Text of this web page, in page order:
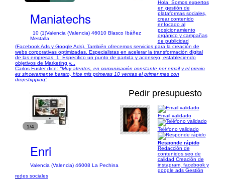
Maniatechs
10 (1)Valencia (Valencia) 46010 Blasco Ibáñez
Mestalla
Hola. Somos expertos
en gestión de
plataformas sociales,
crear contenido
enfocado al
posicionamiento
orgánico y campañas
de publicidad
(Facebook Ads y Google Ads). También ofrecemos servicios para la creación de
webs corporativas optimizadas. Especialistas en acelerar la transformación digital
de las empresas. 1. Especifico un punto de partida y aconsejo, estableciendo
objetivos de Marketing y...
Carlos Fuster dice: "Muy atentos, en comunicación constante por email y el precio
es sinceramente barato, hice mis primeras 10 ventas el primer mes con
dropshipping"
1/4
Pedir presupuesto
Enri
Valencia (Valencia) 46008 La Pechina
Email validado
Teléfono validado
Responde rápido
Redacción de
contenidos seo de
calidad Creación de
instagram, facebook y
google ads Gestión
redes sociales